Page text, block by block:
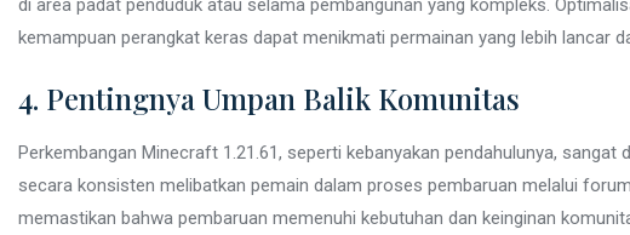
kemampuan perangkat keras dapat menikmati permainan yang lebih lancar
4. Pentingnya Umpan Balik Komunitas
Perkembangan Minecraft 1.21.61, seperti kebanyakan pendahulunya,
secara konsisten melibatkan pemain dalam proses pembaruan melalui
memastikan bahwa pembaruan memenuhi kebutuhan dan keinginan